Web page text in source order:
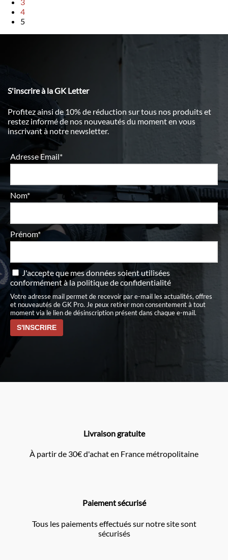
4
5
S'inscrire à la GK Letter
Profitez ainsi de 10% de réduction sur tous nos produits et
restez informé de nos nouveautés du moment en vous
inscrivant à notre newsletter.
Adresse Email*
Nom*
Prénom*
J'accepte que mes données soient utilisées
conformément àla politique de confidentialité
Votre adresse mail permet de recevoir par e-mail les actualités, offres
et nouveautés de GK Pro. Je peux retirer mon consentement à tout
moment via le lien de désinscription présent dans chaque e-mail.
Livraison gratuite
À partir de 30€ d'achat en France métropolitaine
Paiement sécurisé
Tous les paiements effectués sur notre site sont
sécurisés